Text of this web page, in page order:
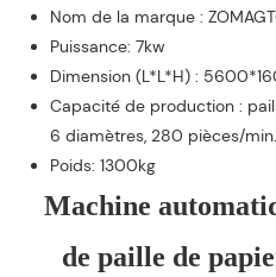
Nom de la marque :
Puissance: 7kw
Dimension (L*L*H) :
Capacité de production :
6 diamètres, 280 pièces/min.
Poids: 1300kg
Machine
de paille de